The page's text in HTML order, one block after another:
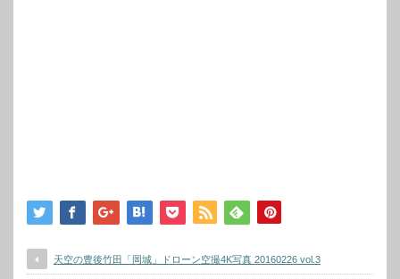
天空の豊後竹田「岡城」ドローン空撮4K写真 20160226 vol.3